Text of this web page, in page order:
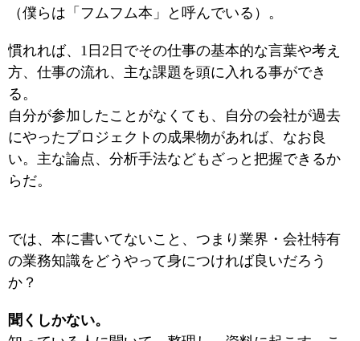
（僕らは「フムフム本」と呼んでいる）。
慣れれば、1日2日でその仕事の基本的な言葉や考え
方、仕事の流れ、主な課題を頭に入れる事ができ
る。
自分が参加したことがなくても、自分の会社が過去
にやったプロジェクトの成果物があれば、なお良
い。主な論点、分析手法などもざっと把握できるか
らだ。
では、本に書いてないこと、つまり業界・会社特有
の業務知識をどうやって身につければ良いだろう
か？
聞くしかない。